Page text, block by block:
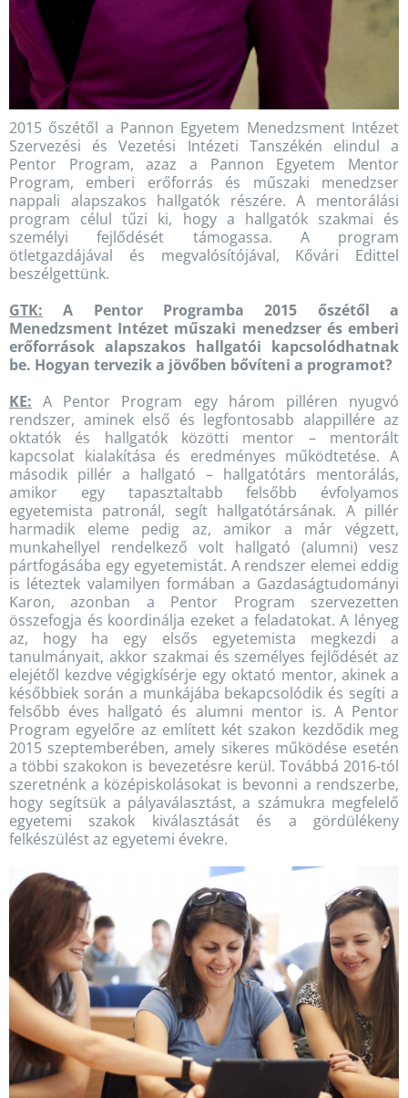
2015 őszétől a Pannon Egyetem Menedzsment Intézet
Szervezési és Vezetési Intézeti Tanszékén elindul a
Pentor Program, azaz a Pannon Egyetem Mentor
Program, emberi erőforrás és műszaki menedzser
nappali alapszakos hallgatók részére. A mentorálási
program célul tűzi ki, hogy a hallgatók szakmai és
személyi fejlődését támogassa. A program
ötletgazdájával és megvalósítójával, Kővári Edittel
beszélgettünk.
GTK: A Pentor Programba 2015 őszétől a
Menedzsment Intézet műszaki menedzser és emberi
erőforrások alapszakos hallgatói kapcsolódhatnak
be. Hogyan tervezik a jövőben bővíteni a programot?
KE: A Pentor Program egy három pilléren nyugvó
rendszer, aminek első és legfontosabb alappillére az
oktatók és hallgatók közötti mentor – mentorált
kapcsolat kialakítása és eredményes működtetése. A
második pillér a hallgató – hallgatótárs mentorálás,
amikor egy tapasztaltabb felsőbb évfolyamos
egyetemista patronál, segít hallgatótársának. A pillér
harmadik eleme pedig az, amikor a már végzett,
munkahellyel rendelkező volt hallgató (alumni) vesz
pártfogásába egy egyetemistát. A rendszer elemei eddig
is léteztek valamilyen formában a Gazdaságtudományi
Karon, azonban a Pentor Program szervezetten
összefogja és koordinálja ezeket a feladatokat. A lényeg
az, hogy ha egy elsős egyetemista megkezdi a
tanulmányait, akkor szakmai és személyes fejlődését az
elejétől kezdve végigkísérje egy oktató mentor, akinek a
későbbiek során a munkájába bekapcsolódik és segíti a
felsőbb éves hallgató és alumni mentor is. A Pentor
Program egyelőre az említett két szakon kezdődik meg
2015 szeptemberében, amely sikeres működése esetén
a többi szakokon is bevezetésre kerül. Továbbá 2016-tól
szeretnénk a középiskolásokat is bevonni a rendszerbe,
hogy segítsük a pályaválasztást, a számukra megfelelő
egyetemi szakok kiválasztását és a gördülékeny
felkészülést az egyetemi évekre.